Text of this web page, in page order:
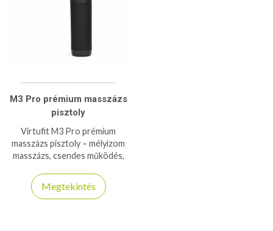
M3 Pro prémium masszázs
pisztoly
Virtufit M3 Pro prémium
masszázs pisztoly – mélyizom
masszázs, csendes működés,
profi regenerálódáshoz.
Megtekintés